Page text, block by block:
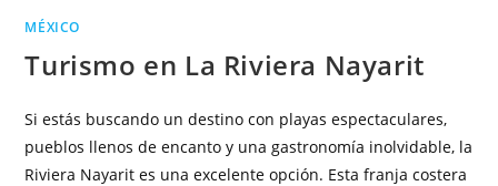
MÉXICO
Turismo en La Riviera Nayarit
Si estás buscando un destino con playas espectaculares,
pueblos llenos de encanto y una gastronomía inolvidable, la
Riviera Nayarit es una excelente opción. Esta franja costera